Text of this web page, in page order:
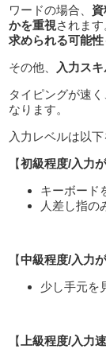
ワードの場合、
かを重視されま
求められる可能性
その他、
入力ス
タイピングが速
なります。
入力レベルは以下
【初級程度/入力が
キーボード
人差し指の
【中級程度/入力
少し手元を
【 上級程度/入力